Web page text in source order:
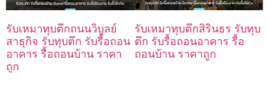
รับเหมาทุบตึกถนนวิบูลย์
สาธุกิจ รับทุบตึก รับรื้อถอน
อาคาร รื้อถอนบ้าน ราคา
ถูก
รับเหมาทุบตึกสิรินธร รับทุบ
ตึก รับรื้อถอนอาคาร รื้อ
ถอนบ้าน ราคาถูก